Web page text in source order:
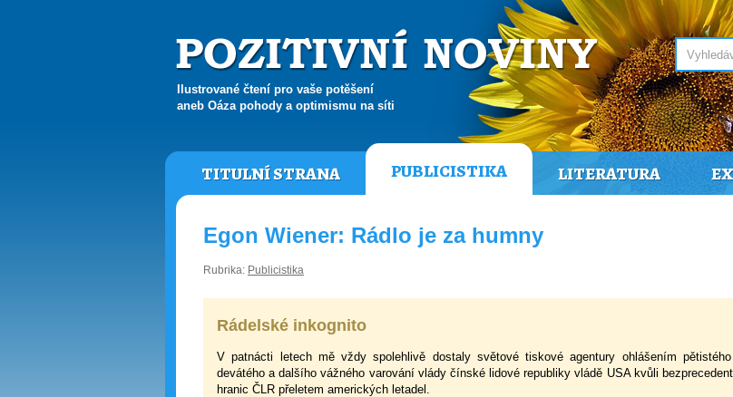
Ilustrované čtení pro vaše potěšení
aneb Oáza pohody a optimismu na síti
TITULNÍ STRANA PUBLICISTIKA LITERATURA
Egon Wiener: Rádlo je za humny
Rubrika: Publicistika
Rádelské inkognito
V patnácti letech mě vždy spolehlivě dostaly světové tiskové agentury ohlášením pětistého
devátého a dalšího vážného varování vlády čínské lidové republiky vládě USA kvůli
hranic ČLR přeletem amerických letadel.